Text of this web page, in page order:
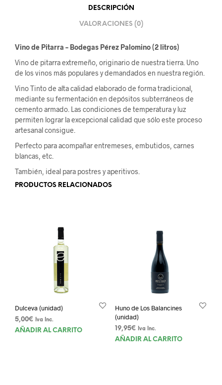
DESCRIPCIÓN
VALORACIONES (0)
Vino de Pitarra – Bodegas Pérez Palomino (2 litros)
Vino de pitarra extremeño, originario de nuestra tierra. Uno
de los vinos más populares y demandados en nuestra región.
Vino Tinto de alta calidad elaborado de forma tradicional,
mediante su fermentación en depósitos subterráneos de
cemento armado. Las condiciones de temperatura y luz
permiten lograr la excepcional calidad que sólo este proceso
artesanal consigue.
Perfecto para acompañar entremeses, embutidos, carnes
blancas, etc.
También, ideal para postres y aperitivos.
PRODUCTOS RELACIONADOS
Dulceva (unidad)
5,00€ Iva Inc.
AÑADIR AL CARRITO
Huno de Los Balancines
(unidad)
19,95€ Iva Inc.
AÑADIR AL CARRITO